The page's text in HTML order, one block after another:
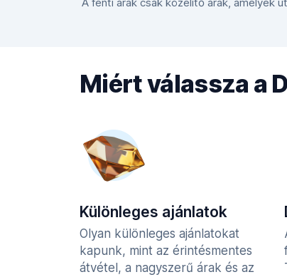
Miért válassza a
Különleges ajánlatok
Olyan különleges ajánlatokat
kapunk, mint az érintésmentes
átvétel, a nagyszerű árak és az